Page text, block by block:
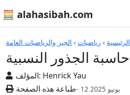
🧮 alahasibah.com
الرئيسية › رياضيات › الجبر والرياضيات العامة
حاسبة الجذور النسبية
المؤلف: Henrick Yau
طباعة هذه الصفحة
- 12 يونيو 2025
الآلات الحاسبة